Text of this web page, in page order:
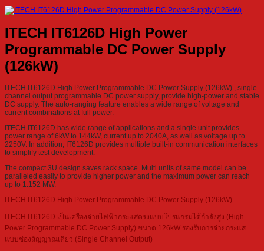
ITECH IT6126D High Power
Programmable DC Power Supply
(126kW)
ITECH IT6126D High Power Programmable DC Power Supply (126kW) , single
channel output programmable DC power supply, provide high-power and stable
DC supply. The auto-ranging feature enables a wide range of voltage and
current combinations at full power.
ITECH IT6126D has wide range of applications and a single unit provides
power range of 6kW to 144kW, current up to 2040A, as well as voltage up to
2250V. In addition, IT6126D provides multiple built-in communication interfaces
to simplify test development.
The compact 3U design saves rack space. Multi units of same model can be
paralleled easily to provide higher power and the maximum power can reach
up to 1.152 MW.
ITECH IT6126D High Power Programmable DC Power Supply (126kW)
ITECH IT6126D เป็นเครื่องจ่ายไฟฟ้ากระแสตรงแบบโปรแกรมได้กำลังสูง (High
Power Programmable DC Power Supply) ขนาด 126kW รองรับการจ่ายกระแส
แบบช่องสัญญาณเดี่ยว (Single Channel Output)